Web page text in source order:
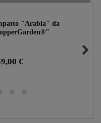
"Arabia" da
€